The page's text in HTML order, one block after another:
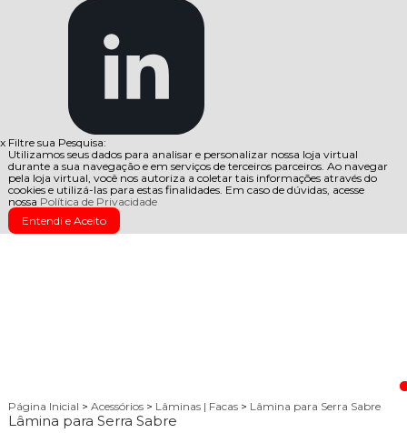
x Filtre sua Pesquisa:
Utilizamos seus dados para analisar e personalizar nossa loja virtual
durante a sua navegação e em serviços de terceiros parceiros. Ao navegar
pela loja virtual, você nos autoriza a coletar tais informações através do
cookies e utilizá-las para estas finalidades. Em caso de dúvidas, acesse
nossa Política de Privacidade
Entendi e Aceito
Página Inicial > Acessórios > Lâminas | Facas > Lâmina para Serra Sabre
Lâmina para Serra Sabre